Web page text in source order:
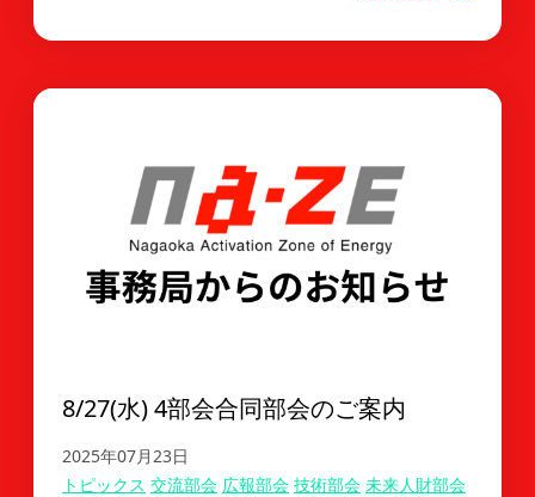
8/27(水) 4部会合同部会のご案内
2025年07月23日
トピックス 交流部会 広報部会 技術部会 未来人財部会